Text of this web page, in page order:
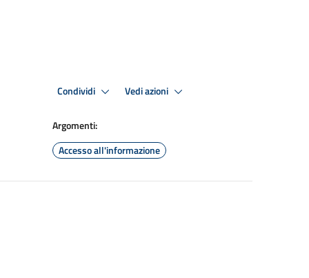
Condividi Vedi azioni
Argomenti:
Accesso all'informazione